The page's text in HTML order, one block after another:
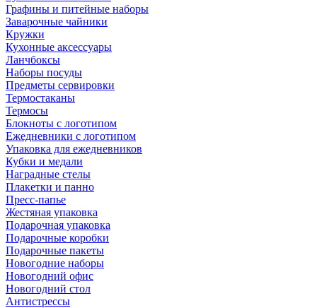
Графины и питейные наборы
Заварочные чайники
Кружки
Кухонные аксессуары
Ланчбоксы
Наборы посуды
Предметы сервировки
Термостаканы
Термосы
Блокноты с логотипом
Ежедневники с логотипом
Упаковка для ежедневников
Кубки и медали
Наградные стелы
Плакетки и панно
Пресс-папье
Жестяная упаковка
Подарочная упаковка
Подарочные коробки
Подарочные пакеты
Новогодние наборы
Новогодний офис
Новогодний стол
Антистрессы